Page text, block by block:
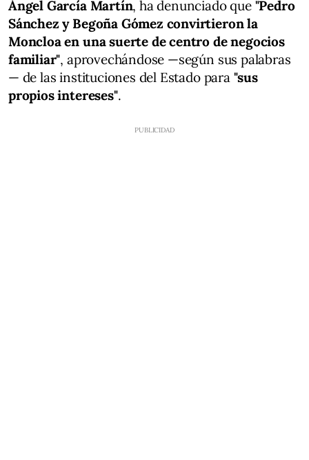
Ángel García Martín, ha denunciado que "Pedro
Sánchez y Begoña Gómez convirtieron la
Moncloa en una suerte de centro de negocios
familiar", aprovechándose —según sus palabras
— de las instituciones del Estado para "sus
propios intereses".